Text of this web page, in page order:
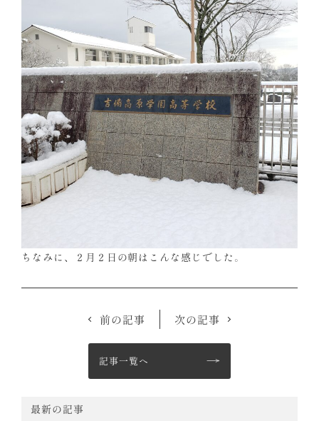
最新の記事
ちなみに、２月２日の朝はこんな感じでした。
記事一覧へ
前の記事 次の記事